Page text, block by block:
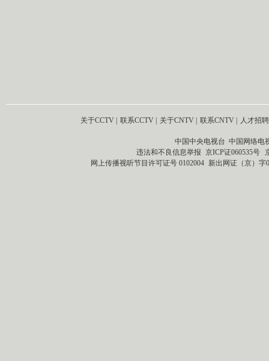
关于CCTV 联系CCTV 关于CNTV 联系CNTV 人才招聘
中国中央电视台 中国网络电
违法和不良信息举报 京ICP证060535号
网上传播视听节目许可证号 0102004 新出网证（京）